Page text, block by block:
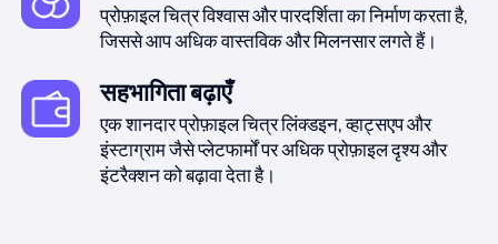
प्रोफ़ाइल चित्र विश्वास और पारदर्शिता का निर्माण करता है,
जिससे आप अधिक वास्तविक और मिलनसार लगते हैं।
सहभागिता बढ़ाएँ
एक शानदार प्रोफ़ाइल चित्र लिंक्डइन, व्हाट्सएप और
इंस्टाग्राम जैसे प्लेटफार्मों पर अधिक प्रोफ़ाइल दृश्य और
इंटरैक्शन को बढ़ावा देता है।